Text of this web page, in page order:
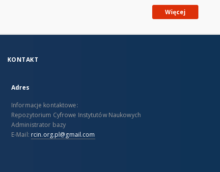
Więcej
KONTAKT
Adres
Informacje kontaktowe:
Repozytorium Cyfrowe Instytutów Naukowych
Administrator bazy
E-Mail: rcin.org.pl@gmail.com